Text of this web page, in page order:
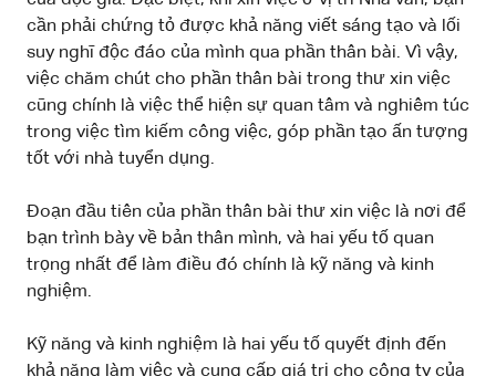
cần phải chứng tỏ được khả năng viết sáng tạo và lối
suy nghĩ độc đáo của mình qua phần thân bài. Vì vậy,
việc chăm chút cho phần thân bài trong thư xin việc
cũng chính là việc thể hiện sự quan tâm và nghiêm túc
trong việc tìm kiếm công việc, góp phần tạo ấn tượng
tốt với nhà tuyển dụng.
Đoạn đầu tiên của phần thân bài thư xin việc là nơi để
bạn trình bày về bản thân mình, và hai yếu tố quan
trọng nhất để làm điều đó chính là kỹ năng và kinh
nghiệm.
Kỹ năng và kinh nghiệm là hai yếu tố quyết định đến
khả năng làm việc và cung cấp giá trị cho công ty của